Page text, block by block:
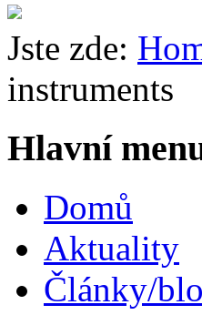
Jste zde:
instruments
Hlavní
Domů
Aktuality
Články/